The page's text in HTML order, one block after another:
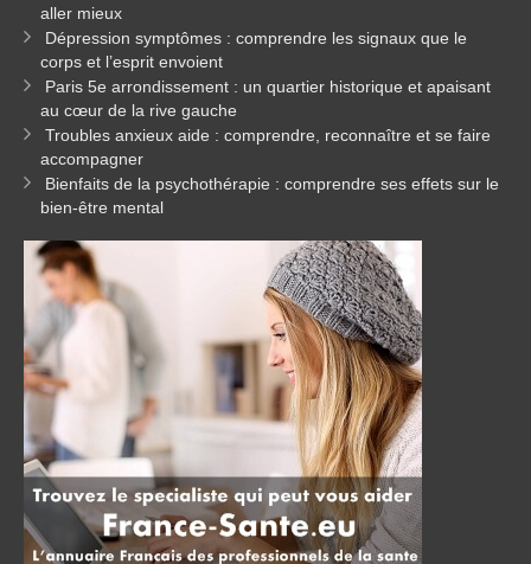
aller mieux
Dépression symptômes : comprendre les signaux que le
corps et l’esprit envoient
Paris 5e arrondissement : un quartier historique et apaisant
au cœur de la rive gauche
Troubles anxieux aide : comprendre, reconnaître et se faire
accompagner
Bienfaits de la psychothérapie : comprendre ses effets sur le
bien-être mental